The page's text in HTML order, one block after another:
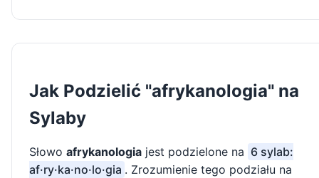
Jak Podzielić "afrykanologia" na
Sylaby
Słowo afrykanologia jest podzielone na 6 sylab:
af·ry·ka·no·lo·gia . Zrozumienie tego podziału na